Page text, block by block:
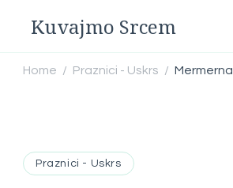
Kuvajmo Srcem
Home / Praznici - Uskrs /
Praznici - Uskrs